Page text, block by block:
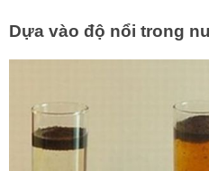
Dựa vào độ nổi trong